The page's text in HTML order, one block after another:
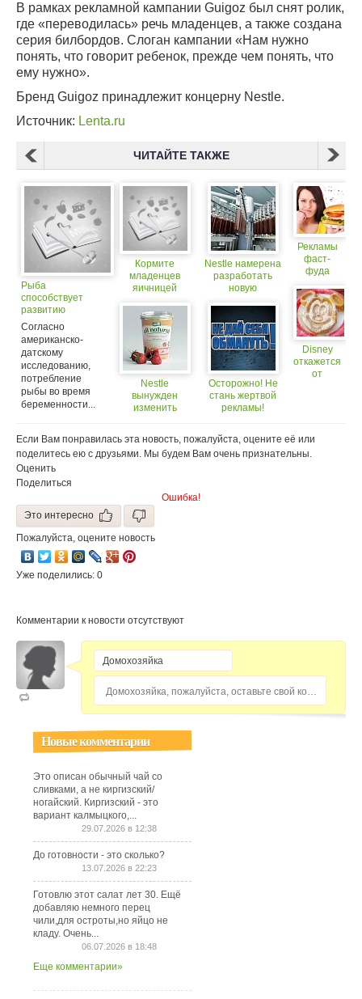
В рамках рекламной кампании Guigoz был снят ролик,
где «переводилась» речь младенцев, а также создана
серия билбордов. Слоган кампании «Нам нужно
понять, что говорит ребенок, прежде чем понять, что
ему нужно».
Бренд Guigoz принадлежит концерну Nestle.
Источник: Lenta.ru
ЧИТАЙТЕ ТАКЖЕ
Рыба
способствует
развитию
младенцев
Согласно
американско-
датскому
исследованию,
потребление
рыбы во время
беременности...
Кормите
младенцев
яичницей
полезно!
Nestle
вынужден
изменить
Nestle намерена
разработать
новую
производства
мороженого
Осторожно! Не
стань жертвой
рекламы!
Рекламы
фаст-
фуда
меньше?
Disney
откажется
от
Если Вам понравилась эта новость, пожалуйста, оцените её или
поделитесь ею с друзьями. Мы будем Вам очень признательны.
Оценить
Поделиться
Ошибка!
Это интересно
Пожалуйста, оцените новость
Уже поделились: 0
Комментарии к новости отсутствуют
Домохозяйка, пожалуйста, оставьте свой комментарий...
Новые комментарии
Это описан обычный чай со
сливками, а не киргизский/
ногайский. Киргизский - это
вариант калмыцкого,...
29.07.2026 в 12:38
До готовности - это сколько?
13.07.2026 в 22:23
Готовлю этот салат лет 30. Ещё
добавляю немного перец
чили,для остроты,но яйцо не
кладу. Очень...
06.07.2026 в 18:48
Еще комментарии»